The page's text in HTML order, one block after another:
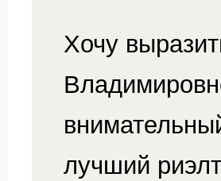
Хочу
лучший